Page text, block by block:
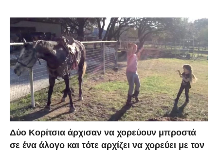
Δύο Κορίτσια άρχισαν να χορεύουν μπροστά
σε ένα άλογο και τότε αρχίζει να χορεύει με τον